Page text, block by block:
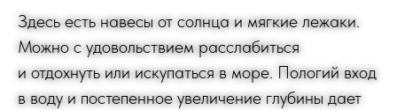
Здесь есть навесы от солнца и мягкие лежаки.
Можно с удовольствием расслабиться
и отдохнуть или искупаться в море. Пологий вход
в воду и постепенное увеличение глубины дает